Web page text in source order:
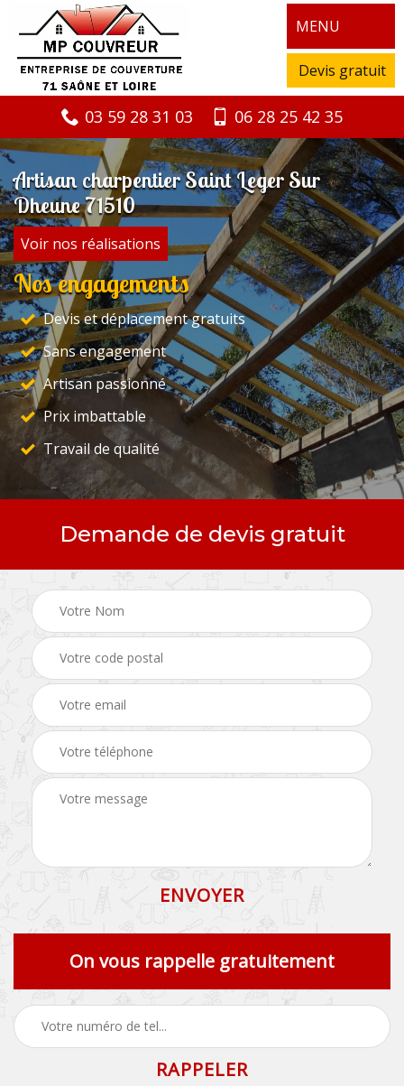
MENU
Devis gratuit
03 59 28 31 03 06 28 25 42 35
Artisan charpentier Saint Leger Sur
Dheune 71510
Voir nos réalisations
Nos engagements
Devis et déplacement gratuits
Sans engagement
Artisan passionné
Prix imbattable
Travail de qualité
Demande de devis gratuit
On vous rappelle gratuitement